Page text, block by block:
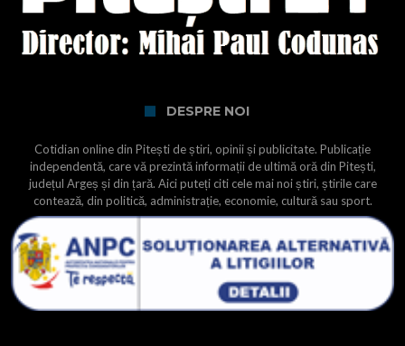
DESPRE NOI
Cotidian online din Pitești de știri, opinii și publicitate. Publicație
independentă, care vă prezintă informații de ultimă oră din Pitești,
județul Argeș și din țară. Aici puteți citi cele mai noi știri, știrile care
contează, din politică, administrație, economie, cultură sau sport.